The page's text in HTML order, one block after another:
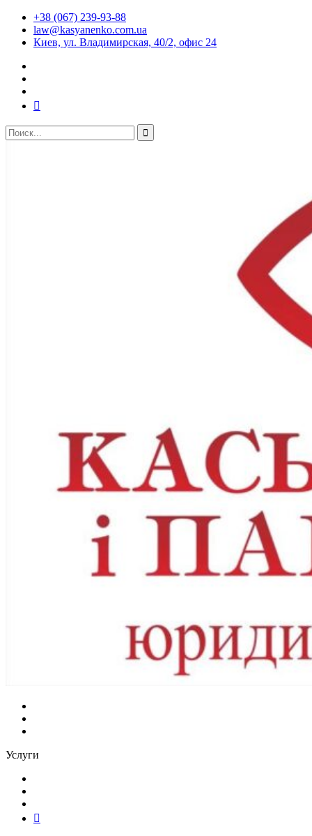
+38 (067) 239-93-88
law@kasyanenko.com.ua
Киев, ул. Владимирская, 40/2, офис 24
Услуги